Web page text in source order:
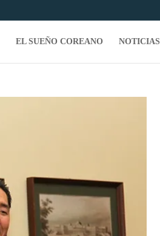
EL SUEÑO COREANO NOTICIAS